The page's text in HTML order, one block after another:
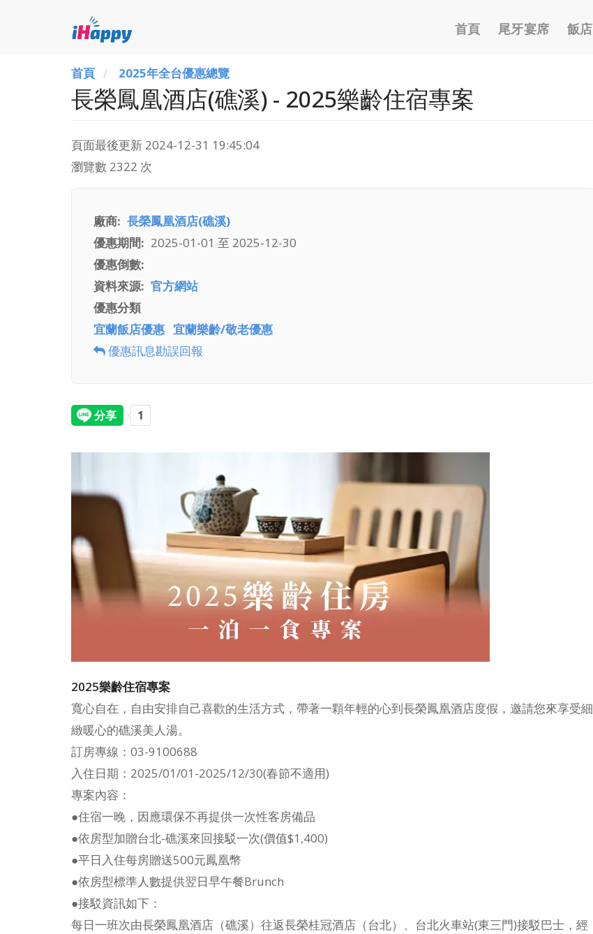
Main
navigation
首頁 尾牙宴席 飯店
首頁 2025年全台優惠總覽
長榮鳳凰酒店(礁溪) - 2025樂齡住宿專案
頁面最後更新 2024-12-31 19:45:04
瀏覽數 2322 次
廠商
長榮鳳凰酒店(礁溪)
優惠期間
2025-01-01 至 2025-12-30
優惠倒數
資料來源
官方網站
優惠分類
宜蘭飯店優惠 宜蘭樂齡/敬老優惠
優惠訊息勘誤回報
2025樂齡住宿專案
寬心自在，自由安排自己喜歡的生活方式，帶著一顆年輕的心到長榮鳳凰酒店度假，邀請您來享受細
緻暖心的礁溪美人湯。
訂房專線：03-9100688
入住日期：2025/01/01-2025/12/30(春節不適用)
專案內容：
●住宿一晚，因應環保不再提供一次性客房備品
●依房型加贈台北-礁溪來回接駁一次(價值$1,400)
●平日入住每房贈送500元鳳凰幣
●依房型標準人數提供翌日早午餐Brunch
●接駁資訊如下：
每日一班次由長榮鳳凰酒店（礁溪）往返長榮桂冠酒店（台北）、台北火車站(東三門)接駁巴士，經